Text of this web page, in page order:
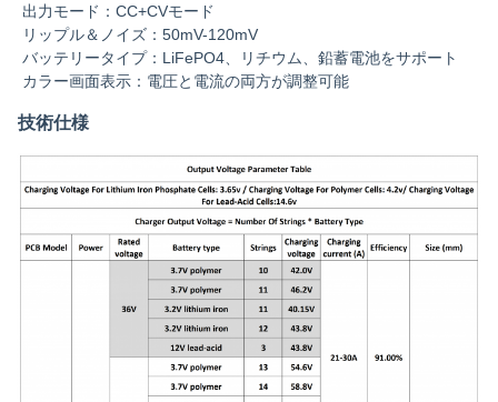
出力モード：CC+CVモード
リップル＆ノイズ：50mV-120mV
バッテリータイプ：LiFePO4、リチウム、鉛蓄電池をサポート
カラー画面表示：電圧と電流の両方が調整可能
技術仕様